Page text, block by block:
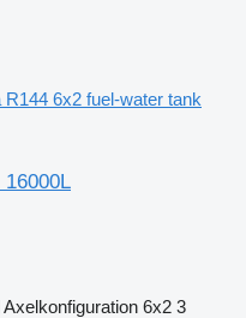
R144 6x2 fuel-water tank
Axelkonfiguration 6x2 3